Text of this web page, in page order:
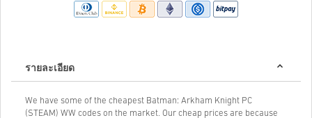
รายละเอียด
We have some of the cheapest Batman: Arkham Knight PC
(STEAM) WW codes on the market. Our cheap prices are because